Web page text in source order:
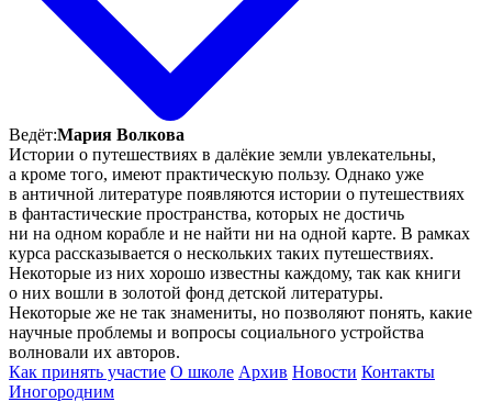
Ведёт:Мария Волкова
Истории о путешествиях в далёкие земли увлекательны,
а кроме того, имеют практическую пользу. Однако уже
в античной литературе появляются истории о путешествиях
в фантастические пространства, которых не достичь
ни на одном корабле и не найти ни на одной карте. В рамках
курса рассказывается о нескольких таких путешествиях.
Некоторые из них хорошо известны каждому, так как книги
о них вошли в золотой фонд детской литературы.
Некоторые же не так знамениты, но позволяют понять, какие
научные проблемы и вопросы социального устройства
волновали их авторов.
Как принять участие О школе Архив Новости Контакты
Иногородним